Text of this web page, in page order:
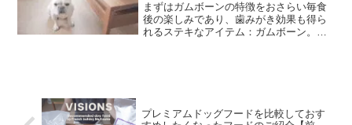
まずはガムボーンの特徴をおさらい毎食
後の楽しみであり、歯みがき効果も得ら
れるステキなアイテム：ガムボーン。こ
プレミアムドッグフードを比較しておす